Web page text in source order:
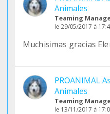
Animales
Teaming
le 29/05/2017 à
Muchisimas gracias
PROANIMAL
Animales
Teaming
le 13/11/2017 à